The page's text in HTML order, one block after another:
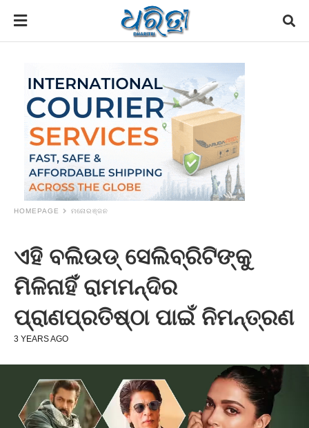
HOMEPAGE ମନୋରଞ୍ଜନ
ଏହି ବଲିଉଡ୍‌ ସେଲିବ୍ରିଟିଙ୍କୁ
ମିଳିନାହିଁ ରାମମନ୍ଦିର
ପ୍ରାଣପ୍ରତିଷ୍ଠା ପାଇଁ ନିମନ୍ତ୍ରଣ
3 YEARS AGO